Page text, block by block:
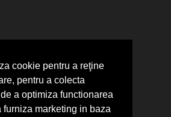
cookie pentru a reţine
pentru a colecta
a optimiza functionarea
marketing in baza